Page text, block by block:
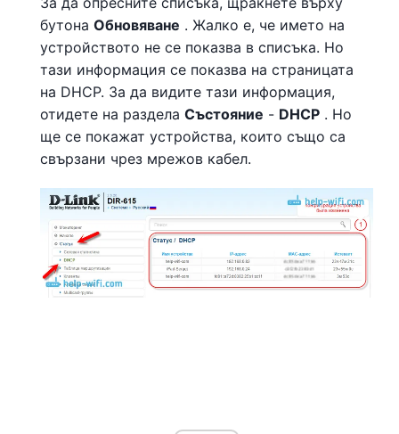
бутона Обновяване . Жалко е, че името на
устройството не се показва в списъка. Но
тази информация се показва на страницата
на DHCP. За да видите тази информация,
отидете на раздела Състояние - DHCP . Но
ще се покажат устройства, които също са
свързани чрез мрежов кабел.